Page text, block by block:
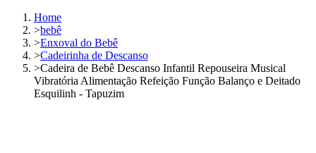
Home
>bebê
>Enxoval do Bebê
>Cadeirinha de Descanso
>Cadeira de Bebê Descanso Infantil Repouseira Musical
Vibratória Alimentação Refeição Função Balanço e Deitado
Esquilinh - Tapuzim